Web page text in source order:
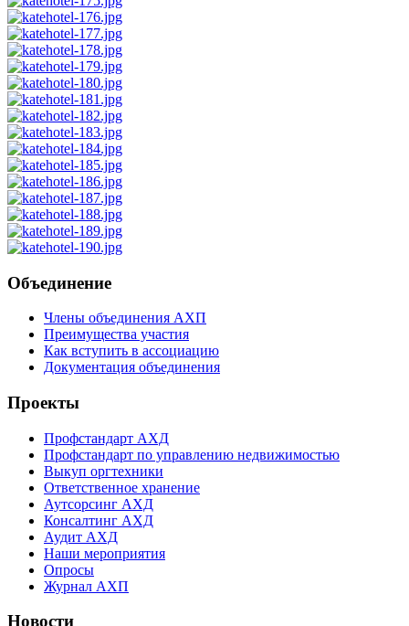
Объединение
Члены объединения АХП
Преимущества участия
Как вступить в ассоциацию
Документация объединения
Проекты
Профстандарт АХД
Профстандарт по управлению недвижимостью
Выкуп оргтехники
Ответственное хранение
Аутсорсинг АХД
Консалтинг АХД
Аудит АХД
Наши мероприятия
Опросы
Журнал АХП
Новости